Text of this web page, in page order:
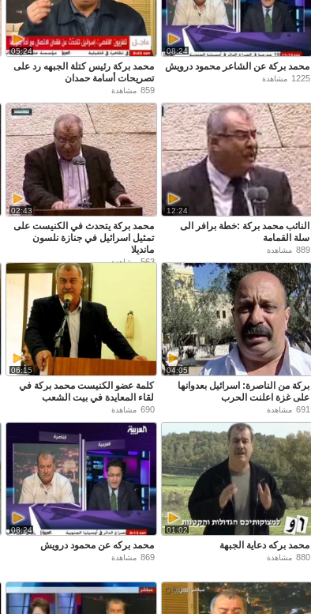
08:24
محمد بركة عن الشاعر محمود درويش
1225 مشاهدة
05:24
محمد بركة رئيس كتلة الجبهه رد على
تصريحات أسامة حمدان
859 مشاهدة
12:24
النائب محمد بركة :خطة برافر الى
سلة القمامة
889 مشاهدة
02:43
محمد بركة يتحدث في الكنيست على
تمثيل اسرائيل في جنازة نلسون
مانديلا
563مشاهدة
04:05
بركة من الناصرة: اسرائيل بعدوانها
على غزة اعلنت الحرب
691 مشاهدة
06:15
كلمة عضو الكنيست محمد بركة في
لقاء المعايدة في بيت الشعب
690 مشاهدة
01:02
محمد بركه دعاية الجبهة
880 مشاهدة
08:24
محمد بركه عن محمود درويش
869 مشاهدة